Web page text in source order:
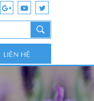
LIÊN HỆ